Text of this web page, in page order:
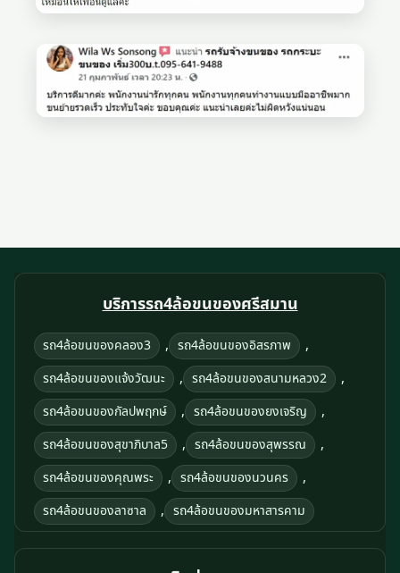
บริการรถ4ล้อขนของศรีสมาน
รถ4ล้อขนของคลอง3 , รถ4ล้อขนของอิสรภาพ ,
รถ4ล้อขนของแจ้งวัฒนะ , รถ4ล้อขนของสนามหลวง2 ,
รถ4ล้อขนของกัลปพฤกษ์ , รถ4ล้อขนของยงเจริญ ,
รถ4ล้อขนของสุขาภิบาล5 , รถ4ล้อขนของสุพรรณ ,
รถ4ล้อขนของคุณพระ , รถ4ล้อขนของนวนคร ,
รถ4ล้อขนของลาซาล , รถ4ล้อขนของมหาสารคาม